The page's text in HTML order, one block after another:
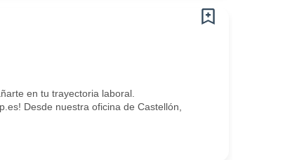
en tu trayectoria laboral.
Desde nuestra oficina de Castellón,